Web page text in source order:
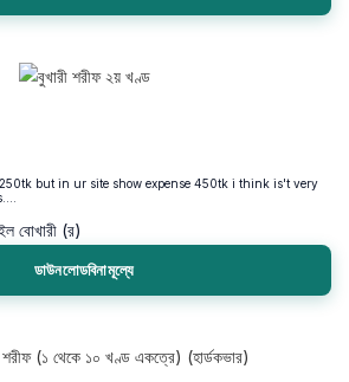
but in ur site show expense 450tk i think is't very
বোখারী (র)
ডাউনলোডবিনামূল্যে